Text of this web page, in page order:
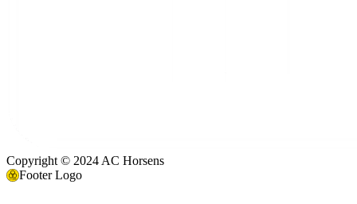
Copyright © 2024 AC Horsens
Footer Logo